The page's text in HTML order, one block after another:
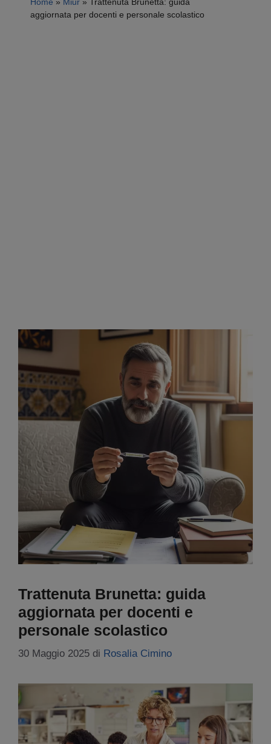
aggiornata per docenti e personale scolastico
Trattenuta Brunetta: guida
aggiornata per docenti e
personale scolastico
30 Maggio 2025 di Rosalia Cimino